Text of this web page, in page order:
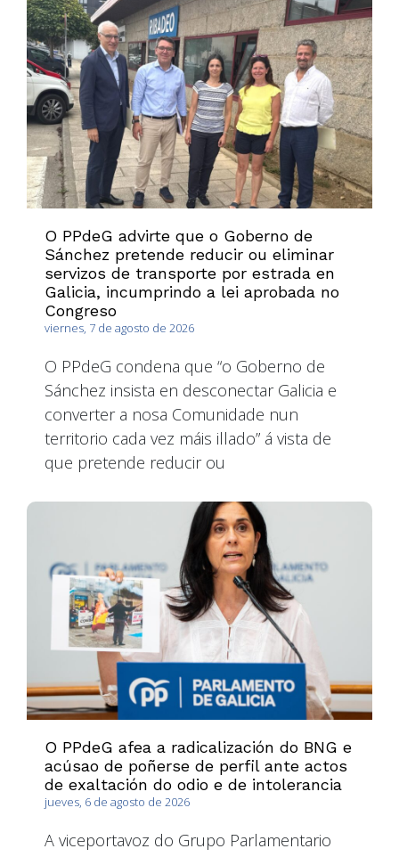
O PPdeG advirte que o Goberno de
Sánchez pretende reducir ou eliminar
servizos de transporte por estrada en
Galicia, incumprindo a lei aprobada no
Congreso
viernes, 7 de agosto de 2026
O PPdeG condena que “o Goberno de
Sánchez insista en desconectar Galicia e
converter a nosa Comunidade nun
territorio cada vez máis illado” á vista de
que pretende reducir ou
O PPdeG afea a radicalización do BNG e
acúsao de poñerse de perfil ante actos
de exaltación do odio e de intolerancia
jueves, 6 de agosto de 2026
A viceportavoz do Grupo Parlamentario